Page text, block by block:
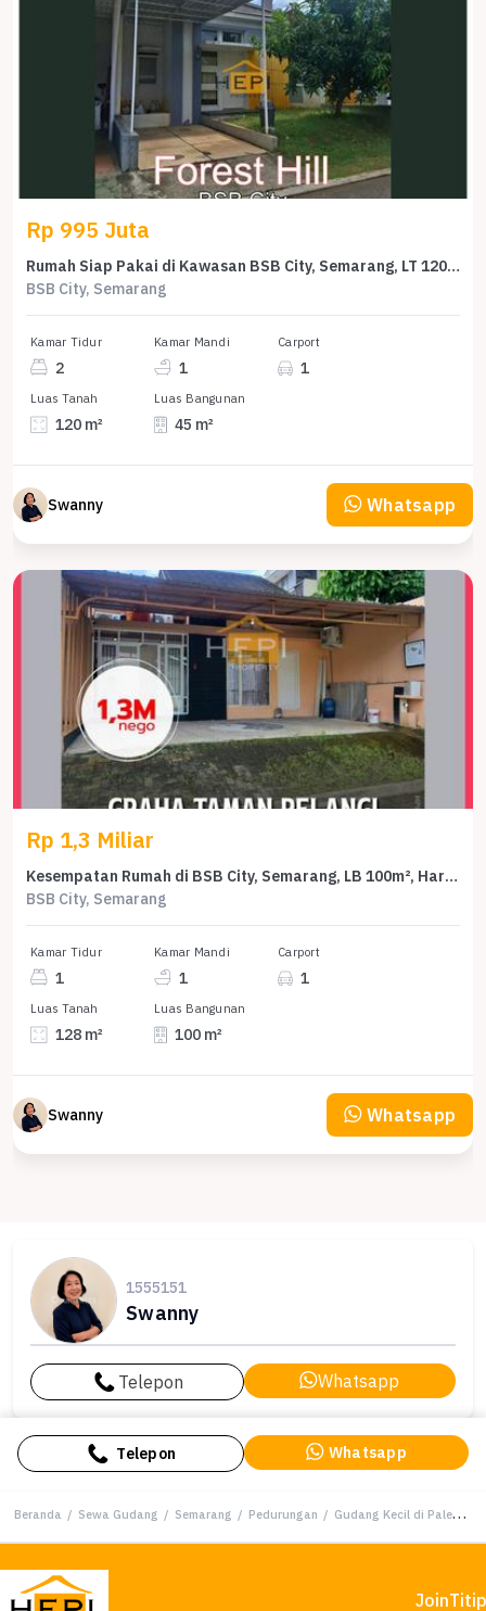
Rp 995 Juta
Rumah Siap Pakai di Kawasan BSB City, Semarang, LT 120m²
BSB City, Semarang
Kamar Tidur
2
Kamar Mandi
1
Carport
1
Luas Tanah
120 m²
Luas Bangunan
45 m²
Swanny Whatsapp
Rp 1,3 Miliar
Kesempatan Rumah di BSB City, Semarang, LB 100m², Harga 1,3 Miliar
BSB City, Semarang
Kamar Tidur
1
Kamar Mandi
1
Carport
1
Luas Tanah
128 m²
Luas Bangunan
100 m²
Swanny Whatsapp
1555151
Swanny
Telepon Whatsapp
Telepon Whatsapp
Beranda / Sewa Gudang / Semarang / Pedurungan / Gudang Kecil di Palebon Pedurungan Siap Pakai
Join